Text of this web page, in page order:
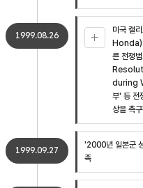
1999.08.26
미국 캘
Honda)
른 전쟁
during
부' 등 전
상을 촉
1999.09.27
'2000년 일본군
족